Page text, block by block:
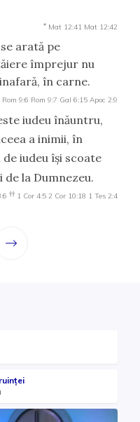
* Mat 12:41 Mat 12:42
arată pe
împrejur nu
în carne.
Rom 9:6 Rom 9:7 Gal 6:15 Apoc 2:9
iudeu înăuntru,
a inimii, în
iudeu îşi scoate
de la Dumnezeu.
†† 1 Cor 4:5 2 Cor 10:18 1 Tes 2:4